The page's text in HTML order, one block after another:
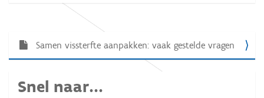
N
v
Samen vissterfte aanpakken: vaak gestelde vragen
Snel naar...